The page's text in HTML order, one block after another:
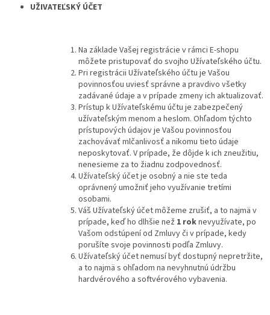
UŽIVATEĽSKÝ ÚČET
Na základe Vašej registrácie v rámci E-shopu
môžete pristupovať do svojho Užívateľského účtu.
Pri registrácii Užívateľského účtu je Vašou
povinnosťou uviesť správne a pravdivo všetky
zadávané údaje a v prípade zmeny ich aktualizovať.
Prístup k Užívateľskému účtu je zabezpečený
užívateľským menom a heslom. Ohľadom týchto
prístupových údajov je Vašou povinnosťou
zachovávať mlčanlivosť a nikomu tieto údaje
neposkytovať. V prípade, že dôjde k ich zneužitiu,
nenesieme za to žiadnu zodpovednosť.
Užívateľský účet je osobný a nie ste teda
oprávnený umožniť jeho využívanie tretími
osobami.
Váš Užívateľský účet môžeme zrušiť, a to najmä v
prípade, keď ho dlhšie než 1 roknevyužívate, po
Vašom odstúpení od Zmluvy či v prípade, kedy
porušíte svoje povinnosti podľa Zmluvy.
Užívateľský účet nemusí byť dostupný nepretržite,
a to najmä s ohľadom na nevyhnutnú údržbu
hardvérového a softvérového vybavenia.